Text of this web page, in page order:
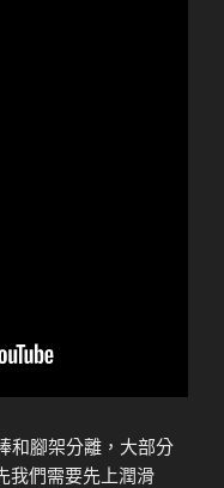
和腳架分離，大部分
我們需要先上潤滑